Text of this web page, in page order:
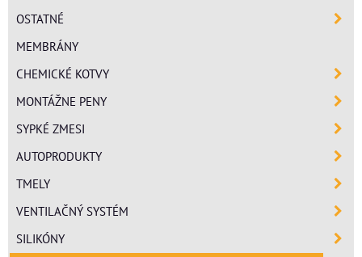
OSTATNÉ
MEMBRÁNY
CHEMICKÉ KOTVY
MONTÁŽNE PENY
SYPKÉ ZMESI
AUTOPRODUKTY
TMELY
VENTILAČNÝ SYSTÉM
SILIKÓNY